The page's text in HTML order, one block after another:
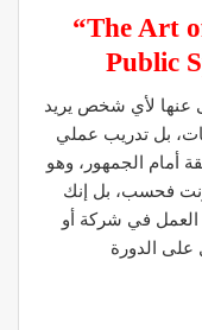
“The Art
عنها لأي شخص يريد
بل تدريب عملي
أمام الجمهور، وهو
فحسب، بل إنك
العمل في شركة أو
الدورة